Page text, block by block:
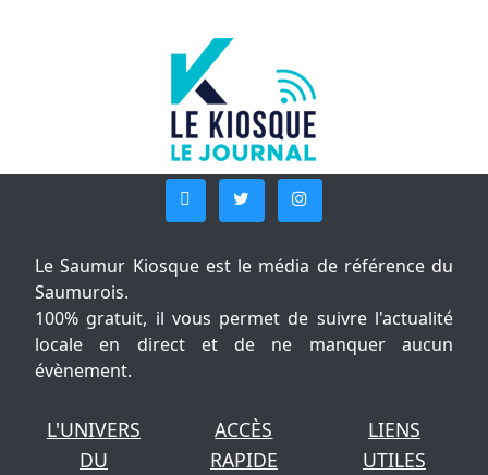
Le Saumur Kiosque est le média de référence du
Saumurois.
100% gratuit, il vous permet de suivre l'actualité
locale en direct et de ne manquer aucun
évènement.
L'UNIVERS
DU
ACCÈS
RAPIDE
LIENS
UTILES